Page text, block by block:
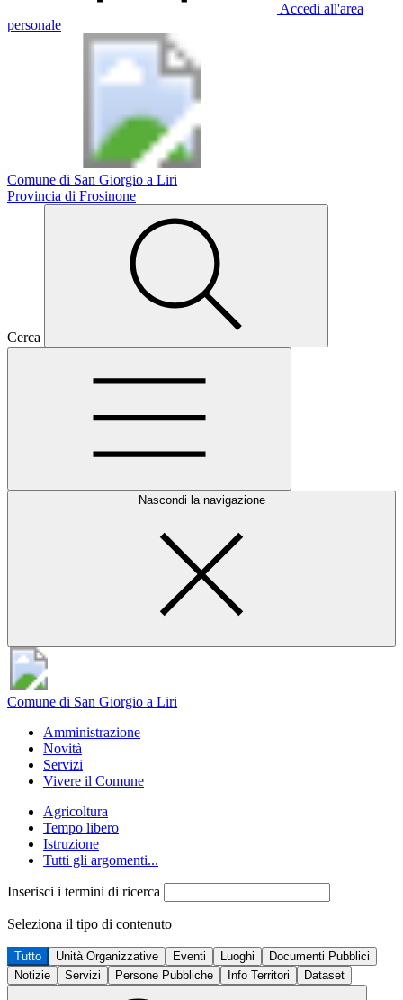
Accedi all'area
personale
Comune di San Giorgio a Liri
Provincia di Frosinone
Cerca
Nascondi la navigazione
Comune di San Giorgio a Liri
Amministrazione
Novità
Servizi
Vivere il Comune
Agricoltura
Tempo libero
Istruzione
Tutti gli argomenti...
Inserisci i termini di ricerca
Seleziona il tipo di contenuto
Tutto Unità Organizzative Eventi Luoghi
Documenti Pubblici
Notizie
Servizi Persone Pubbliche Info Territori Dataset